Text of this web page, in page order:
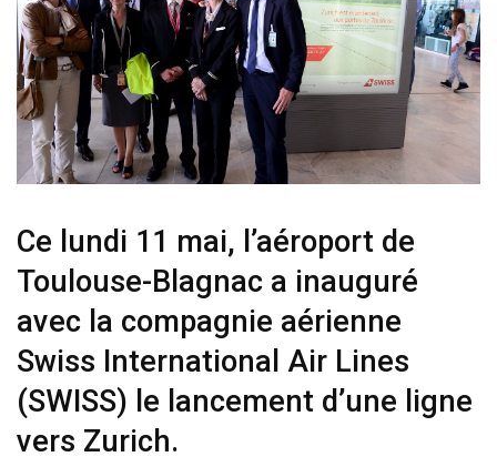
Ce lundi 11 mai, l’aéroport de
Toulouse-Blagnac a inauguré
avec la compagnie aérienne
Swiss International Air Lines
(SWISS) le lancement d’une ligne
vers Zurich.